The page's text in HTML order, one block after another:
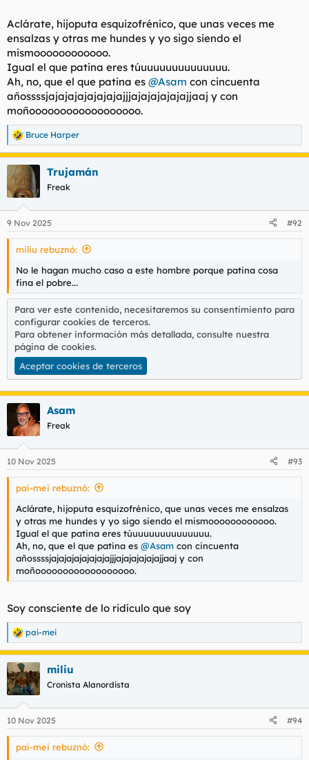
Aclárate, hijoputa esquizofrénico, que unas veces me
ensalzas y otras me hundes y yo sigo siendo el
mismoooooooooooo.
Igual el que patina eres túuuuuuuuuuuuuuu.
Ah, no, que el que patina es @Asam con cincuenta
añossssjajajajajajajajajjjajajajajajajjaaj y con
moñoooooooooooooooooo.
R
e
c
c
i
e
s
Bruce Harper
Trujamán
Freak
9 Nov 2025 #92
miliu rebuznó:
No le hagan mucho caso a este hombre porque patina cosa
fina el pobre...
Para ver este contenido, necesitaremos su consentimiento para
configurar cookies de terceros.
Para obtener información más detallada, consulte nuestra
página de cookies.
Aceptar cookies de terceros
Asam
Freak
10 Nov 2025 #93
pai-mei rebuznó:
Aclárate, hijoputa esquizofrénico, que unas veces me ensalzas
y otras me hundes y yo sigo siendo el mismoooooooooooo.
Igual el que patina eres túuuuuuuuuuuuuuu.
Ah, no, que el que patina es @Asam con cincuenta
añossssjajajajajajajajajjjajajajajajajjaaj y con
moñoooooooooooooooooo.
Soy consciente de lo ridículo que soy
R
e
c
c
i
e
s
pai-mei
miliu
Cronista Alanordista
10 Nov 2025 #94
pai-mei rebuznó: